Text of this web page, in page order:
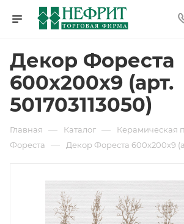
Декор Фореста
600х200х9 (арт.
501703113050)
Главная — Каталог — Керамическая
Фореста — Декор Фореста 600х200х9